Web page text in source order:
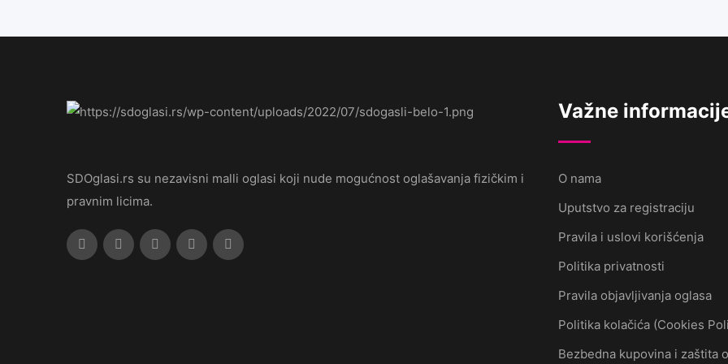
SDOglasi.rs su nezavisni malli oglasi koji nude mogućnost oglašavanja fizičkim i
pravnim licima.
Važne
O nama
Uputstvo za registraciju
Pravila i uslovi korišćenja
Politika privatnosti
Pravila objavljivanja oglasa
Politika kolačića (Cookies
Bezbedna kupovina i zaštita